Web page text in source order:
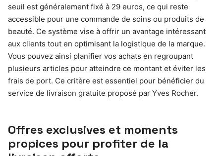
seuil est généralement fixé à 29 euros, ce qui reste
accessible pour une commande de soins ou produits de
beauté. Ce système vise à offrir un avantage intéressant
aux clients tout en optimisant la logistique de la marque.
Vous pouvez ainsi planifier vos achats en regroupant
plusieurs articles pour atteindre ce montant et éviter les
frais de port. Ce critère est essentiel pour bénéficier du
service de livraison gratuite proposé par Yves Rocher.
Offres exclusives et moments
propices pour profiter de la